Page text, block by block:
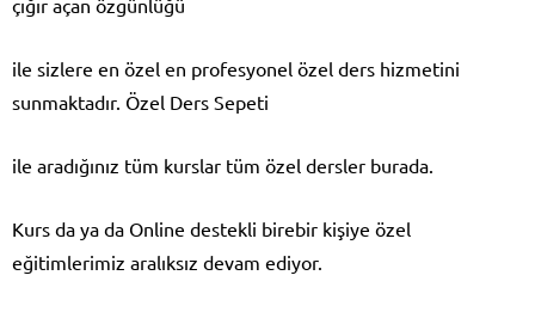
çığır açan özgünlüğü
ile sizlere en özel en profesyonel özel ders hizmetini
sunmaktadır. Özel Ders Sepeti
ile aradığınız tüm kurslar tüm özel dersler burada.
Kurs da ya da Online destekli birebir kişiye özel
eğitimlerimiz aralıksız devam ediyor.